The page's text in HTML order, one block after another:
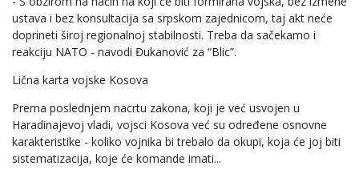
ustava i bez konsultacija sa srpskom zajednicom, taj akt neće
doprineti široj regionalnoj stabilnosti. Treba da sačekamo i
reakciju NATO - navodi Đukanović za “Blic”.
Lična karta vojske Kosova
Prema poslednjem nacrtu zakona, koji je već usvojen u
Haradinajevoj vladi, vojsci Kosova već su određene osnovne
karakteristike - koliko vojnika bi trebalo da okupi, koja će joj biti
sistematizacija, koje će komande imati...